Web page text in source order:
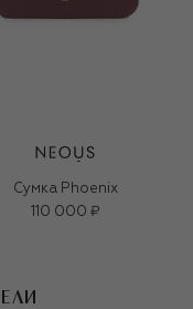
Сумка Phoenix
110 000 ₽